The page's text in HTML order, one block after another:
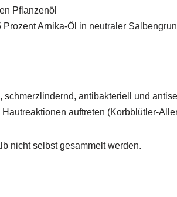
Pflanzenöl
Arnika-Öl in neutraler
antibakteriell und
auftreten (Korbblütler-
nicht selbst gesammelt werden.